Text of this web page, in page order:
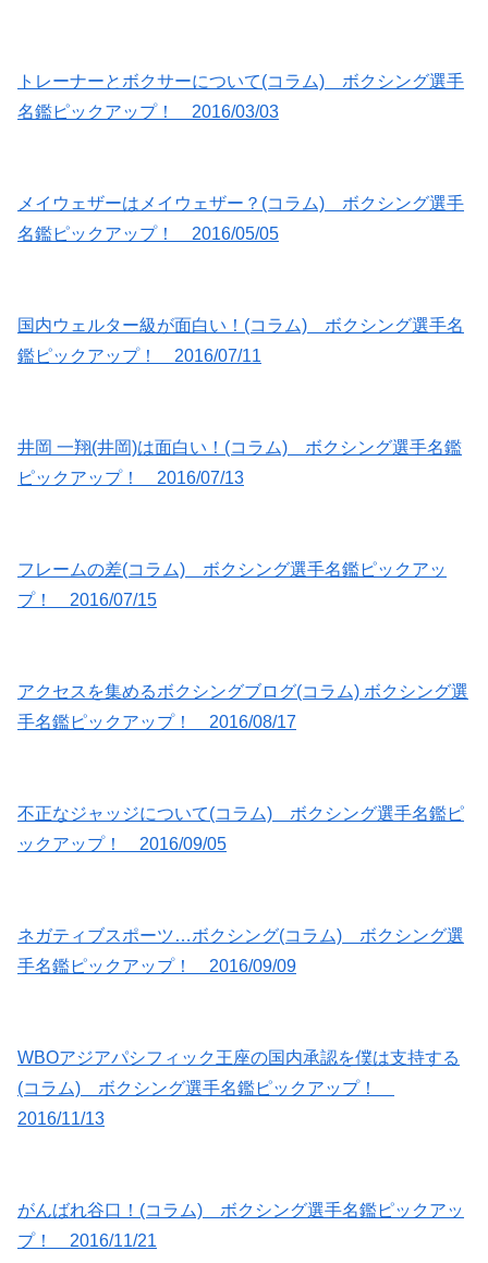
トレーナーとボクサーについて(コラム) ボクシング選手
名鑑ピックアップ！ 2016/03/03
メイウェザーはメイウェザー？(コラム) ボクシング選手
名鑑ピックアップ！ 2016/05/05
国内ウェルター級が面白い！(コラム) ボクシング選手名
鑑ピックアップ！ 2016/07/11
井岡 一翔(井岡)は面白い！(コラム) ボクシング選手名鑑
ピックアップ！ 2016/07/13
フレームの差(コラム) ボクシング選手名鑑ピックアッ
プ！ 2016/07/15
アクセスを集めるボクシングブログ(コラム) ボクシング選
手名鑑ピックアップ！ 2016/08/17
不正なジャッジについて(コラム) ボクシング選手名鑑ピ
ックアップ！ 2016/09/05
ネガティブスポーツ…ボクシング(コラム) ボクシング選
手名鑑ピックアップ！ 2016/09/09
WBOアジアパシフィック王座の国内承認を僕は支持する
(コラム) ボクシング選手名鑑ピックアップ！
2016/11/13
がんばれ谷口！(コラム) ボクシング選手名鑑ピックアッ
プ！ 2016/11/21